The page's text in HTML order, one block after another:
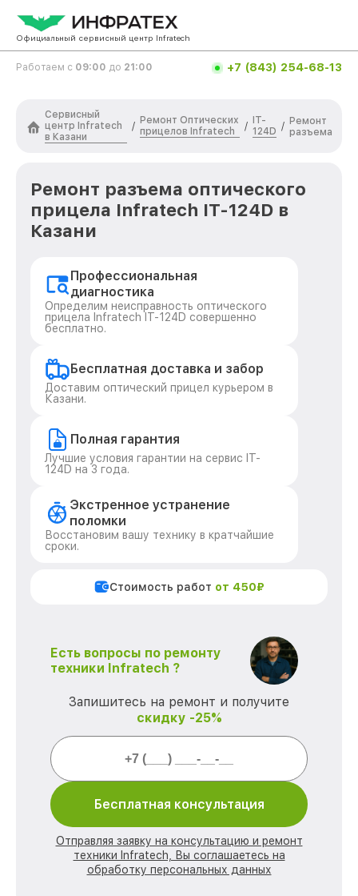
Официальный сервисный центр Infratech
Работаем с 09:00 до 21:00 +7 (843) 254-68-13
Сервисный
центр Infratech
в Казани
/
Ремонт Оптических
прицелов Infratech
/
IT-
124D / Ремонт
разъема
Ремонт разъема оптического
прицела Infratech IT-124D в
Казани
Профессиональная
диагностика
Определим неисправность оптического
прицела Infratech IT-124D совершенно
бесплатно.
Бесплатная доставка и забор
Доставим оптический прицел курьером в
Казани.
Полная гарантия
Лучшие условия гарантии на сервис IT-
124D на 3 года.
Экстренное устранение
поломки
Восстановим вашу технику в кратчайшие
сроки.
Стоимость работ от 450₽
Есть вопросы по ремонту
техники Infratech ?
Запишитесь на ремонт и получите
скидку -25%
Бесплатная консультация
Отправляя заявку на консультацию и ремонт
техники Infratech, Вы соглашаетесь на
обработку персональных данных